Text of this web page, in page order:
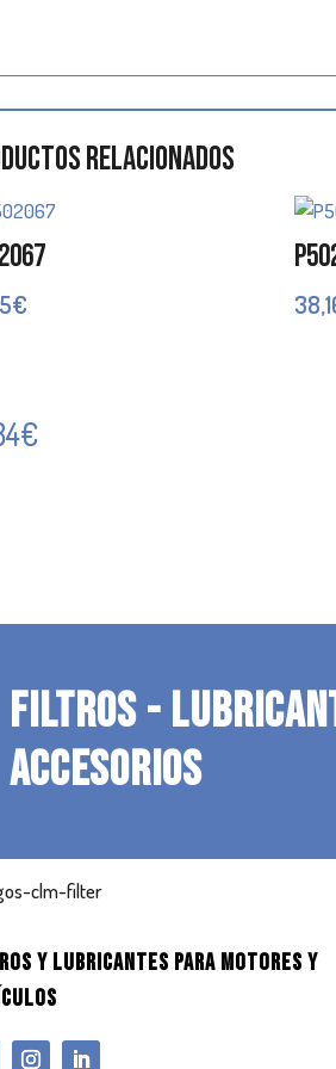
relacionados
€
€
FILTROS -
ACCESORIOS
Y LUBRICANTES PARA MOTORES Y